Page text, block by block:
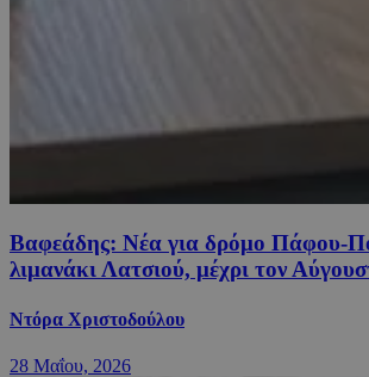
Βαφεάδης: Νέα για δρόμο Πάφου-
λιμανάκι Λατσιού, μέχρι τον
Ντόρα Χριστοδούλου
28 Μαΐου, 2026